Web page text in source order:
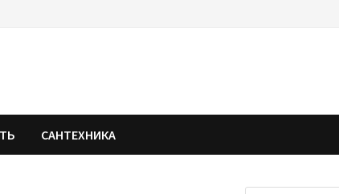
САНТЕХНИКА